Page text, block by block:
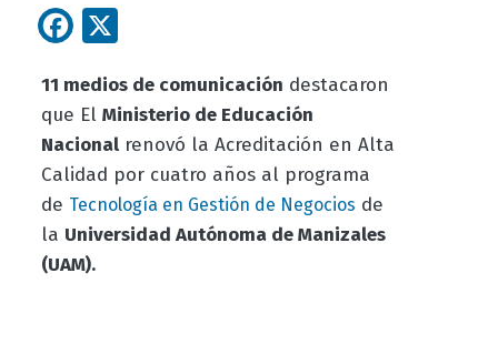
Facebook
11 medios de comunicación destacaron
que El Ministerio de Educación
Nacionalrenovó la Acreditación en Alta
Calidad por cuatro años al programa
de Tecnología en Gestión de Negocios de
la Universidad Autónoma de Manizales
(UAM).